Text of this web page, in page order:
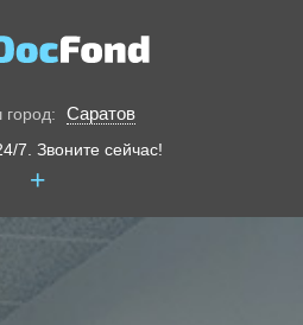
Саратов
7. Звоните сейчас!
+